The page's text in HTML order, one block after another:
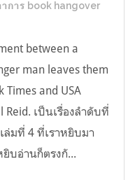
การ book hangover
between a
man leaves them
Times and USA
Reid. เป็นเรื่องลำดับที่
ล่มที่ 4 ที่เราหยิบมา
บอ่านก็ตรงกั...